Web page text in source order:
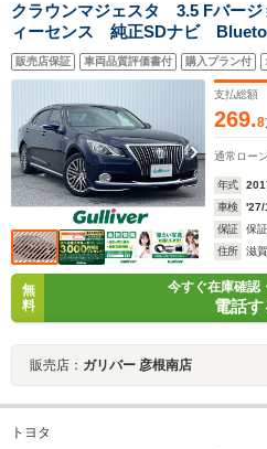
クラウンマジェスタ 3.5 Fバー
ィーセンス 純正SDナビ
セグTV 全方位カメラ ブライ
プリクラッシュセーフティ シ
販売店保証 車両品質評価書付 購入プラン付
支払総額
269.8
通常ローン
年式
車検
'27/
保証
保
住所
滋
無
料
今すぐ在庫確認
電話す
販売店： ガリバー 彦根南店
トヨタ